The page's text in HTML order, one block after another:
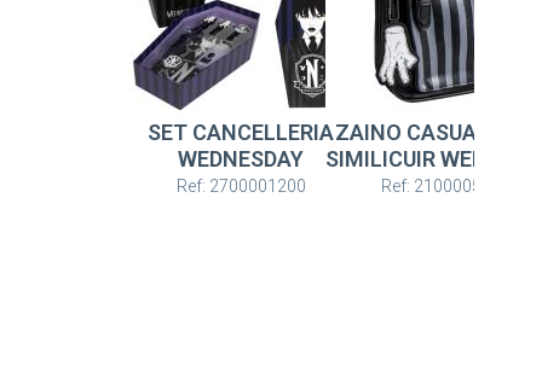
SET CANCELLERIA
WEDNESDAY
Ref: 2700001200
ZAINO CASUAL
SIMILICUIR
Ref: 2100005471